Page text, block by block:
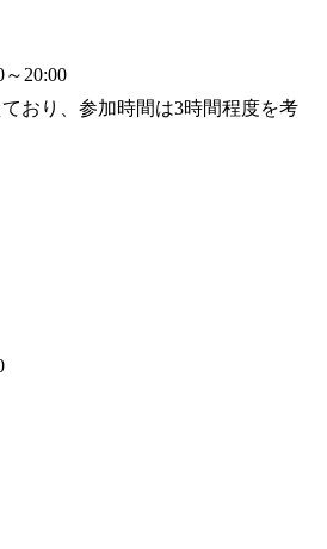
～20:00
おり、参加時間は3時間程度を考